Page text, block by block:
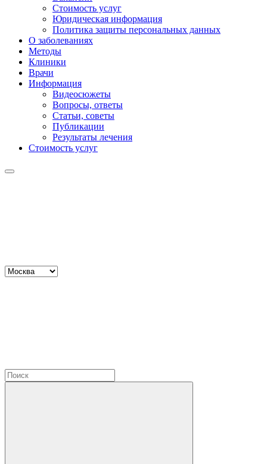
Стоимость услуг
Юридическая информация
Политика защиты персональных данных
О заболеваниях
Методы
Клиники
Врачи
Информация
Видеосюжеты
Вопросы, ответы
Статьи, советы
Публикации
Результаты лечения
Стоимость услуг